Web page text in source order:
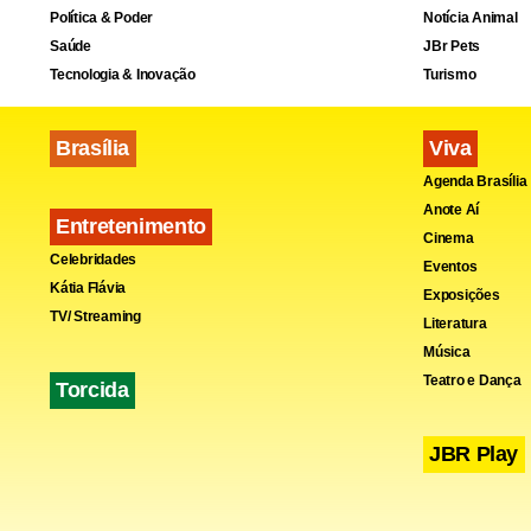
A
em São
A
parou.
Uma
devido a
confirmou a
Política & Poder
Saúde
Tecnologia & Inovação
Brasília
Entretenimento
Celebridades
Kátia Flávia
TV/ Streaming
Torcida
Notícia Animal
JBr Pets
Turismo
Viva
Agenda Brasília
Anote Aí
Cinema
Eventos
Exposições
Literatura
Música
Teatro e Dança
JBR Play